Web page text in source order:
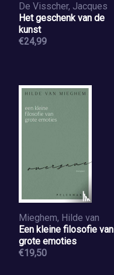
De Visscher, Jacques
Het geschenk van de
kunst
€24,99
Mieghem, Hilde van
Een kleine filosofie van
grote emoties
€19,50